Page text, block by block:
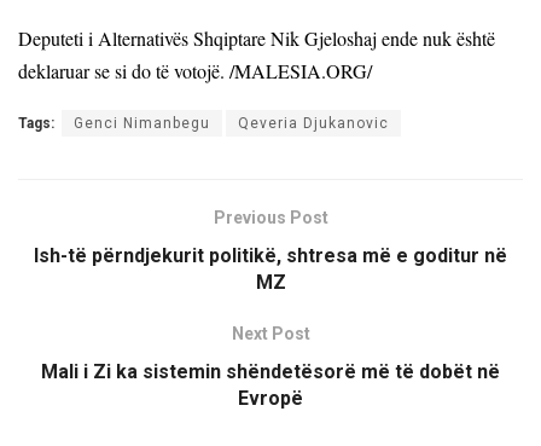
Deputeti i Alternativës Shqiptare Nik Gjeloshaj ende nuk është
deklaruar se si do të votojë. /MALESIA.ORG/
Tags: Genci Nimanbegu Qeveria Djukanovic
Previous Post
Ish-të përndjekurit politikë, shtresa më e goditur në
MZ
Next Post
Mali i Zi ka sistemin shëndetësorë më të dobët në
Evropë